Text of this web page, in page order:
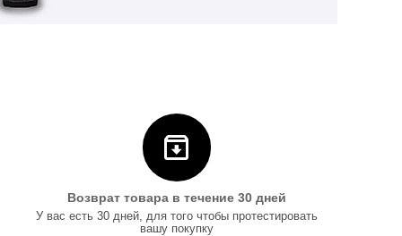
Возврат товара в течение 30 дней
У вас есть 30 дней, для того чтобы протестировать
вашу покупку